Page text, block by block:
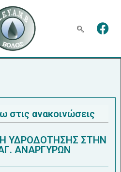
στις ανακοινώσεις
ΥΔΡΟΔΟΤΗΣΗΣ ΣΤΗΝ
ΑΝΑΡΓΥΡΩΝ